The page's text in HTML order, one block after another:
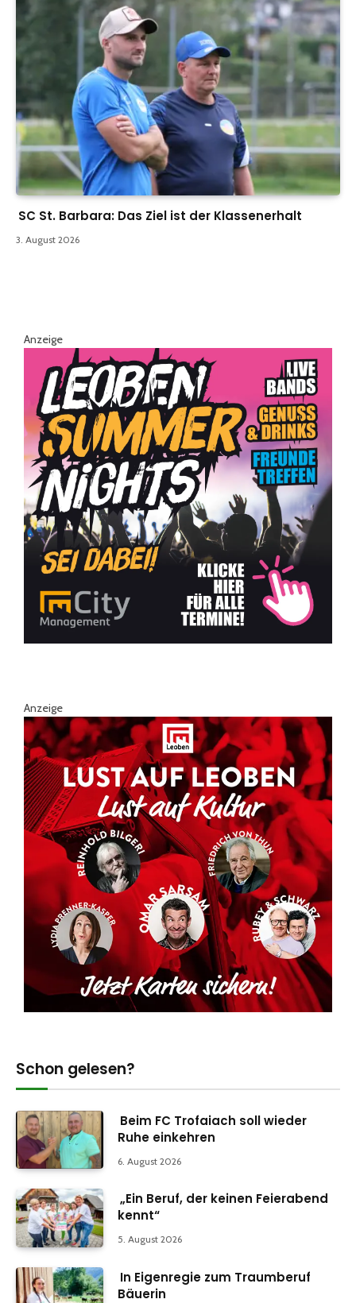
SC St. Barbara: Das Ziel ist der Klassenerhalt
3. August 2026
Anzeige
Anzeige
Schon gelesen?
Beim FC Trofaiach soll wieder
Ruhe einkehren
6. August 2026
„Ein Beruf, der keinen Feierabend
kennt“
5. August 2026
In Eigenregie zum Traumberuf
Bäuerin